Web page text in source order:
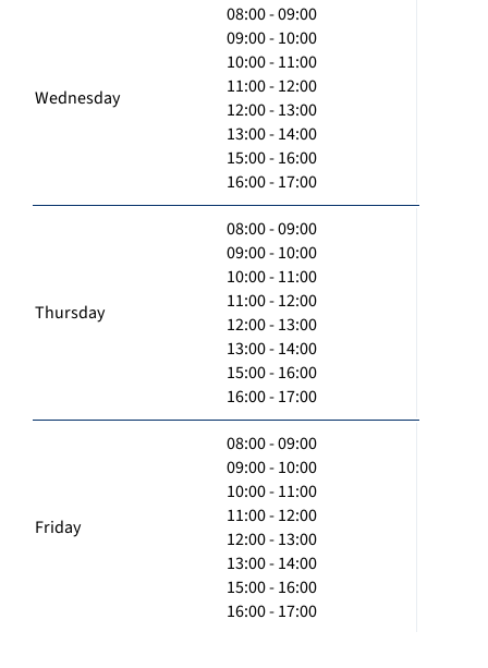
Wednesday
08:00 - 09:00
09:00 - 10:00
10:00 - 11:00
11:00 - 12:00
12:00 - 13:00
13:00 - 14:00
15:00 - 16:00
16:00 - 17:00
Thursday
08:00 - 09:00
09:00 - 10:00
10:00 - 11:00
11:00 - 12:00
12:00 - 13:00
13:00 - 14:00
15:00 - 16:00
16:00 - 17:00
Friday
08:00 - 09:00
09:00 - 10:00
10:00 - 11:00
11:00 - 12:00
12:00 - 13:00
13:00 - 14:00
15:00 - 16:00
16:00 - 17:00